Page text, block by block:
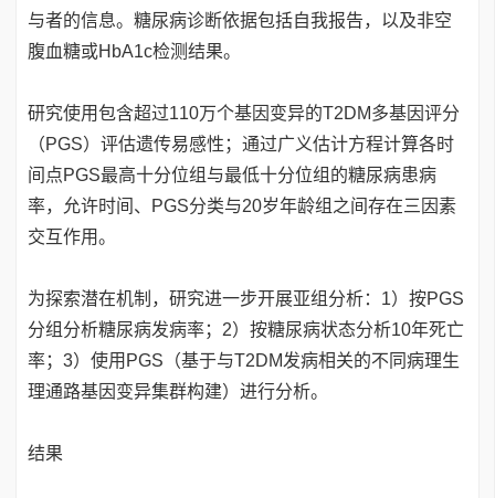
与者的信息。糖尿病诊断依据包括自我报告，以及非空
腹血糖或HbA1c检测结果。
研究使用包含超过110万个基因变异的T2DM多基因评分
（PGS）评估遗传易感性；通过广义估计方程计算各时
间点PGS最高十分位组与最低十分位组的糖尿病患病
率，允许时间、PGS分类与20岁年龄组之间存在三因素
交互作用。
为探索潜在机制，研究进一步开展亚组分析：1）按PGS
分组分析糖尿病发病率；2）按糖尿病状态分析10年死亡
率；3）使用PGS（基于与T2DM发病相关的不同病理生
理通路基因变异集群构建）进行分析。
结果